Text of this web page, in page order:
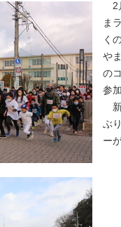
2
ま
く
や
の
参
新
ぶ
ー